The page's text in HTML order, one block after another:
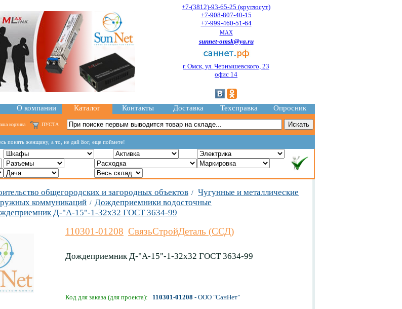
+7-(3812)-93-65-25 (круглосут)
+7-908-807-40-15
+7-999-460-51-64
MAX
sunnet-omsk@ya.ru
г. Омск, ул. Чернышевского, 23
офис 14
О компании Каталог Контакты Доставка Техсправка Опросник
корзина ПУСТА
понять женщину, а то, не дай Бог, еще поймете!
общегородских и загородных объектов / Чугунные и металлические
коммуникаций / Дождеприемники водосточные
Д-"А-15"-1-32х32 ГОСТ 3634-99
110301-01208 СвязьСтройДеталь (ССД)
Дождеприемник Д-"А-15"-1-32х32 ГОСТ 3634-99
Код для заказа (для проекта): 110301-01208 - ООО "СанНет"